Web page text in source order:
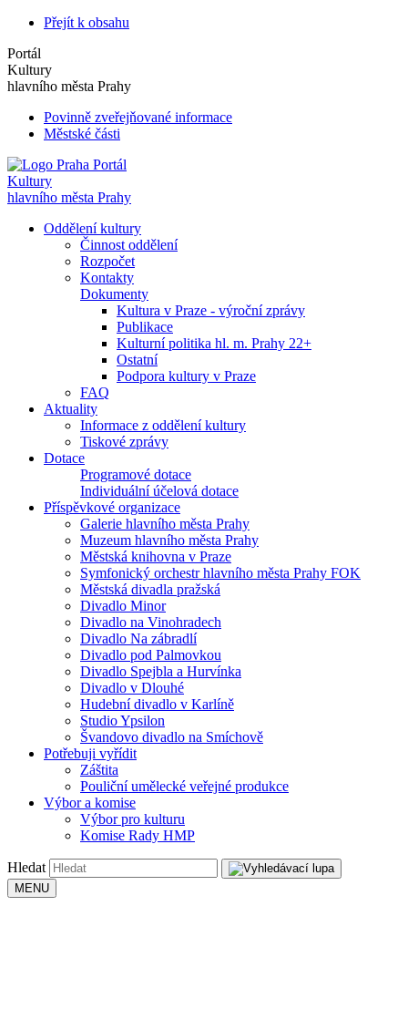
Přejít k obsahu
Portál
Kultury
hlavního města Prahy
Povinně zveřejňované informace
Městské části
Portál
Kultury
hlavního města Prahy
Oddělení kultury
Činnost oddělení
Rozpočet
Kontakty
Dokumenty
Kultura v Praze - výroční zprávy
Publikace
Kulturní politika hl. m. Prahy 22+
Ostatní
Podpora kultury v Praze
FAQ
Aktuality
Informace z oddělení kultury
Tiskové zprávy
Dotace
Programové dotace
Individuální účelová dotace
Příspěvkové organizace
Galerie hlavního města Prahy
Muzeum hlavního města Prahy
Městská knihovna v Praze
Symfonický orchestr hlavního města Prahy FOK
Městská divadla pražská
Divadlo Minor
Divadlo na Vinohradech
Divadlo Na zábradlí
Divadlo pod Palmovkou
Divadlo Spejbla a Hurvínka
Divadlo v Dlouhé
Hudební divadlo v Karlíně
Studio Ypsilon
Švandovo divadlo na Smíchově
Potřebuji vyřídit
Záštita
Pouliční umělecké veřejné produkce
Výbor a komise
Výbor pro kulturu
Komise Rady HMP
Hledat
MENU